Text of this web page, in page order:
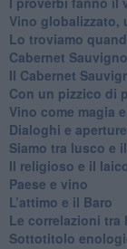
Vino globalizzato,
Lo troviamo
Cabernet
Il Cabernet
Con un pizzico di
​Vino come magia
Dialoghi e
Siamo tra lusco e
Il religioso e il
​Paese e vino
L’attimo e il Baro
Le correlazioni tra
​Sottotitolo